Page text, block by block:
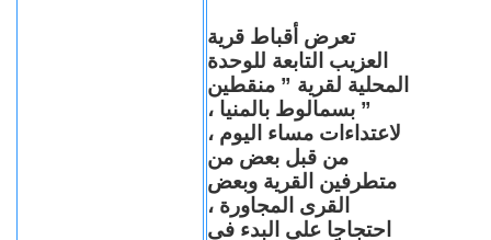
تعرض أقباط قرية
العزيب التابعة للوحدة
المحلية لقرية ” منقطين
” بسمالوط بالمنيا ،
لاعتداءات مساء اليوم ،
من قبل بعض من
متطرفين القرية وبعض
القرى المجاورة ،
احتجاجا على البدء فى